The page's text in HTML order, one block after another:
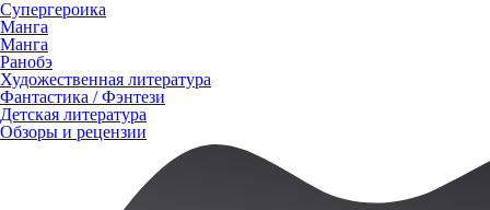
Супергероика
Манга
Манга
Ранобэ
Художественная литература
Фантастика / Фэнтези
Детская литература
Обзоры и рецензии